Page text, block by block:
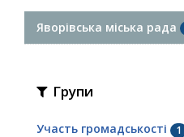
Яворівська міська рада
Групи
Участь громадськості 1